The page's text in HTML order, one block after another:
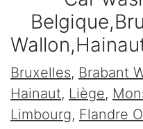
Bruxelles, Brabant
Hainaut, Liège,
Limbourg, Flandre